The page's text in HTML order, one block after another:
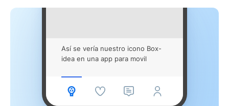
Así se vería nuestro icono Box-
idea en una app para movil